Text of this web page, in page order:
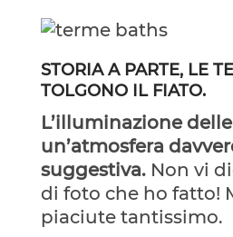
STORIA A PARTE, LE
TOLGONO IL FIATO.
L’illuminazione
un’atmosfera
suggestiva. Non vi
di foto che ho fatto!
piaciute tantissimo.